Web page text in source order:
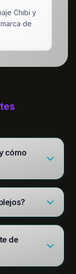
Chibi y
de
cómo
de